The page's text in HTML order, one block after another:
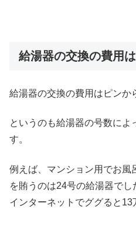
給湯器の交換の費用
給湯器の交換の費用はピンか
というのも給湯器の号数によ
す。
例えば、マンション用でお風
を賄うのは24号の給湯器でし
インターネットでググると13